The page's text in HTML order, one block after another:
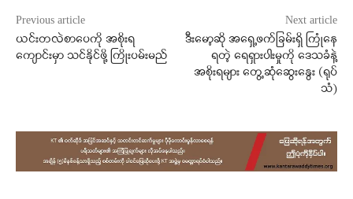
Previous article
ယင်းတလဲစာပေကို အစိုးရ
ကျောင်းမှာ သင်နိုင်ဖို့ ကြိုးပမ်းမည်
Next article
ဒီးမော့ဆို အရှေ့ဖက်ခြမ်းရှိ ကြုံနေ
ရတဲ့ ရေရှားပါးမှုကို ဒေသခံနဲ့
အစိုးရများ တွေ့ဆုံဆွေးနွေး (ရုပ်
သံ)